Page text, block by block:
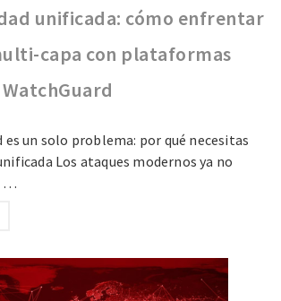
unificada: cómo enfrentar
capa con plataformas
es un solo problema: por qué necesitas
Los ataques modernos ya no
…